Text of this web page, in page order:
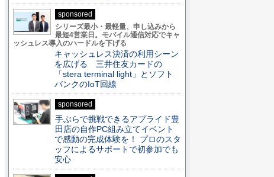
sponsored
シリーズ最小・最軽量、申し込みから
最短4営業日。モバイル通信対応でキャ
ッシュレス導入のハードルを下げる
キャッシュレス決済の利用シーン
を広げる 三井住友カードの
「stera terminal light」とソフト
バンクのIoT回線
sponsored
手ぶらで挑戦できるアプライド豊
田店の自作PC組み立てイベント
で感動の完成体験を！ プロのスタ
ッフによるサポートで初参加でも
安心